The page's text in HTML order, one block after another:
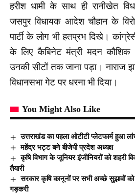
हरीश धामी के साथ ही रानीखेत
जसपुर विधायक आदेश चौहान के
पार्टी के लोग भी हतप्रभ दिखे।
के लिए कैबिनेट मंत्री मदन
उनकी सीटों तक जाना पड़ा। नाराज
विधानसभा गेट पर धरना भी दिया।
You Might Also Like
उत्तराखंड का पहला ओटीटी प्लेटफार्म हुआ
महेंद्र भट्ट बने बीजेपी प्रदेश अध्यक्ष
कृषि विभाग के जूनियर इंजीनियरों को शहरी
तैयारी
सरकार कृषि कानूनों पर सभी अच्छे सुझावों
गड़करी